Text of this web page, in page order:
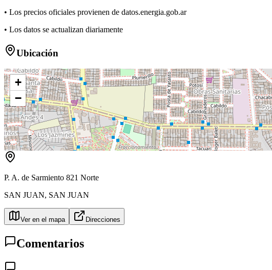
• Los precios oficiales provienen de datos.energia.gob.ar
• Los datos se actualizan diariamente
Ubicación
+
−
P. A. de Sarmiento 821 Norte
SAN JUAN, SAN JUAN
Ver en el mapa Direcciones
Comentarios